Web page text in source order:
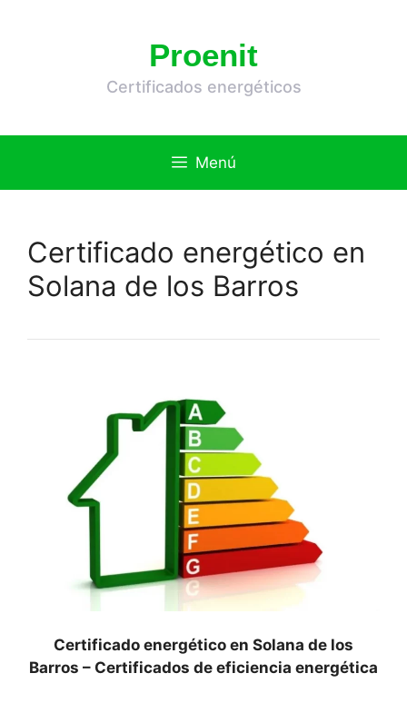
Proenit
Certificados energéticos
Menú
Certificado energético en
Solana de los Barros
Certificado energético en Solana de los
Barros – Certificados de eficiencia energética